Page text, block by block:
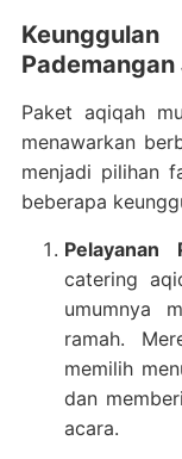
Paket aqiqah
menawarkan
menjadi pilihan
beberapa
Pelayanan
catering
umumnya
ramah.
memilih
dan
acara.